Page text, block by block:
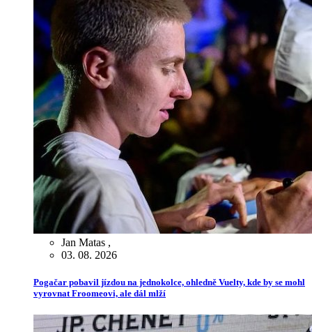
Jan Matas ,
03. 08. 2026
Pogačar pobavil jízdou na jednokolce, ohledně Vuelty, kde by se mohl
vyrovnat Froomeovi, ale dál mlží